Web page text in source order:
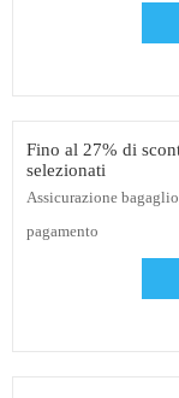
Fino al 27% di
selezionati
Assicurazione
pagamento